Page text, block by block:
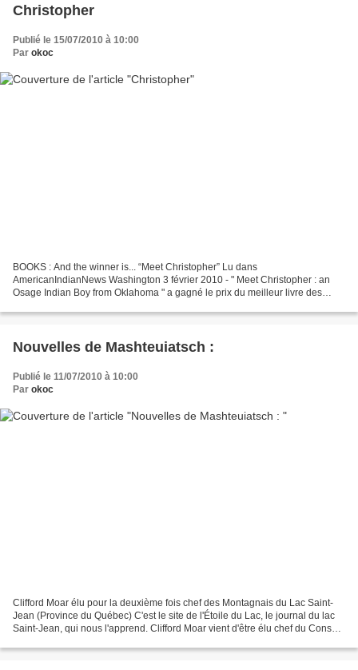
Christopher
Publié le 15/07/2010 à 10:00
Par okoc
BOOKS : And the winner is... “Meet Christopher” Lu dans
AmericanIndianNews Washington 3 février 2010 - " Meet Christopher : an
Osage Indian Boy from Oklahoma " a gagné le prix du meilleur livre des
Nouvelles de Mashteuiatsch :
Publié le 11/07/2010 à 10:00
Par okoc
Clifford Moar élu pour la deuxième fois chef des Montagnais du Lac Saint-
Jean (Province du Québec) C'est le site de l'Étoile du Lac, le journal du lac
Saint-Jean, qui nous l'apprend. Clifford Moar vient d'être élu chef du Conseil